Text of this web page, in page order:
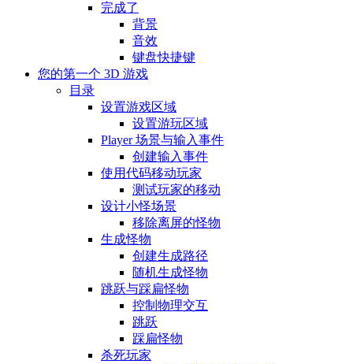
完成了
背景
音效
键盘快捷键
您的第一个 3D 游戏
目录
设置游戏区域
设置游玩区域
Player 场景与输入事件
创建输入事件
使用代码移动玩家
测试玩家的移动
设计小怪场景
移除离屏的怪物
生成怪物
创建生成路径
随机生成怪物
跳跃与踩扁怪物
控制物理交互
跳跃
踩扁怪物
杀死玩家